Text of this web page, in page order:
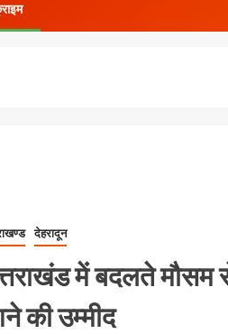
देहरादून
में बदलते मौसम
की उम्मीद